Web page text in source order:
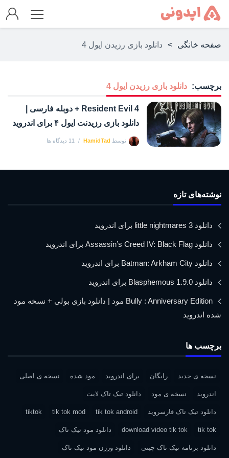
صفحه خانگی > دانلود بازی رزیدن ایول 4
برچسب: دانلود بازی رزیدن ایول 4
Resident Evil 4 + دوبله فارسی |
دانلود بازی رزیدنت ایول ۴ برای اندروید
توسط HamidTad 11 دیدگاه ها
نوشته‌های تازه
دانلود little nightmares 3 برای اندروید
دانلود Assassin’s Creed IV: Black Flag برای اندروید
دانلود Batman: Arkham City برای اندروید
دانلود Blasphemous 1.9.0 برای اندروید
Bully : Anniversary Edition مود | دانلود بازی بولی + نسخه مود
شده اندروید
برچسب ها
نسخه ی جدید رایگان برای اندروید مود شده نسخه ی اصلی
اندروید نسخه ی مود دانلود تیک تاک لایت
دانلود تیک تاک فارسروید tik tok android
tik tok mod
tiktok
tik tok
download video tik tok دانلود مود تیک تاک
دانلود برنامه تیک تاک چینی دانلود ورژن مود تیک تاک